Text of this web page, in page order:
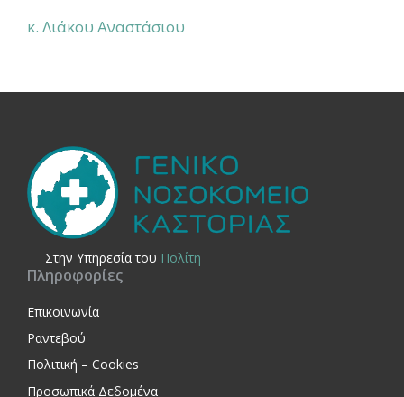
κ. Λιάκου Αναστάσιου
Στην Yπηρεσία του Πολίτη
Πληροφορίες
Επικοινωνία
Ραντεβού
Πολιτική – Cookies
Προσωπικά Δεδομένα